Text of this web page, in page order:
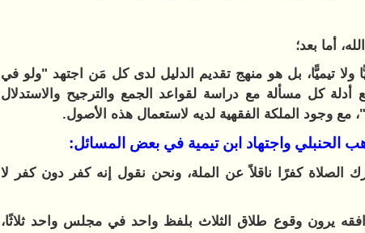
أما بعد؛
ولا تيميًّا، بل هو منهج تقديم الدليل لدى كل مَن اجتهد "ولو في
كل مسألة مع دراسة لقواعد الجمع والترجيح والاستدلال
مع وجود الملكة الفقهية لديه لاستعمال هذه الأصول.
الحنبلي واجتهاد ابن تيمية في بعض المسائل:
الصلاة كفرًا ناقلاً عن الملة، ونحن نقول إنه كفر دون كفر لا
يرون وقوع طلاق الثلاث بلفظ واحد في مجلس واحد ثلاثًا،